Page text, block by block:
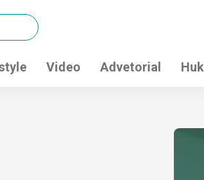
Video Advetorial